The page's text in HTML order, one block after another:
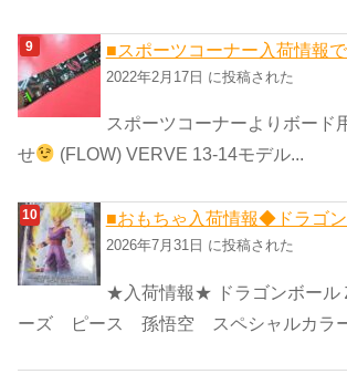
■スポーツコーナー入荷情報
2022年2月17日 に投稿された
スポーツコーナーよりボード
せ
(FLOW) VERVE 13-14モデル...
■おもちゃ入荷情報◆ドラゴ
2026年7月31日 に投稿された
★入荷情報★ ドラゴンボール
ーズ ピース 孫悟空 スペシャルカラー